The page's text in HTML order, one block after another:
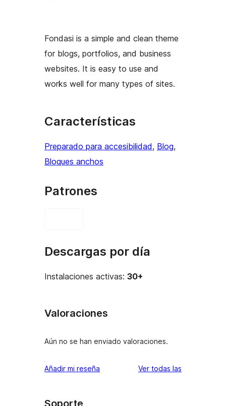
Fondasi is a simple and clean theme
for blogs, portfolios, and business
websites. It is easy to use and
works well for many types of sites.
Características
Preparado para accesibilidad, Blog
Bloques anchos
Patrones
Descargas por día
Instalaciones activas: 30+
Valoraciones
Aún no se han enviado valoraciones.
Añadir mi reseña Ver todas las
Soporte